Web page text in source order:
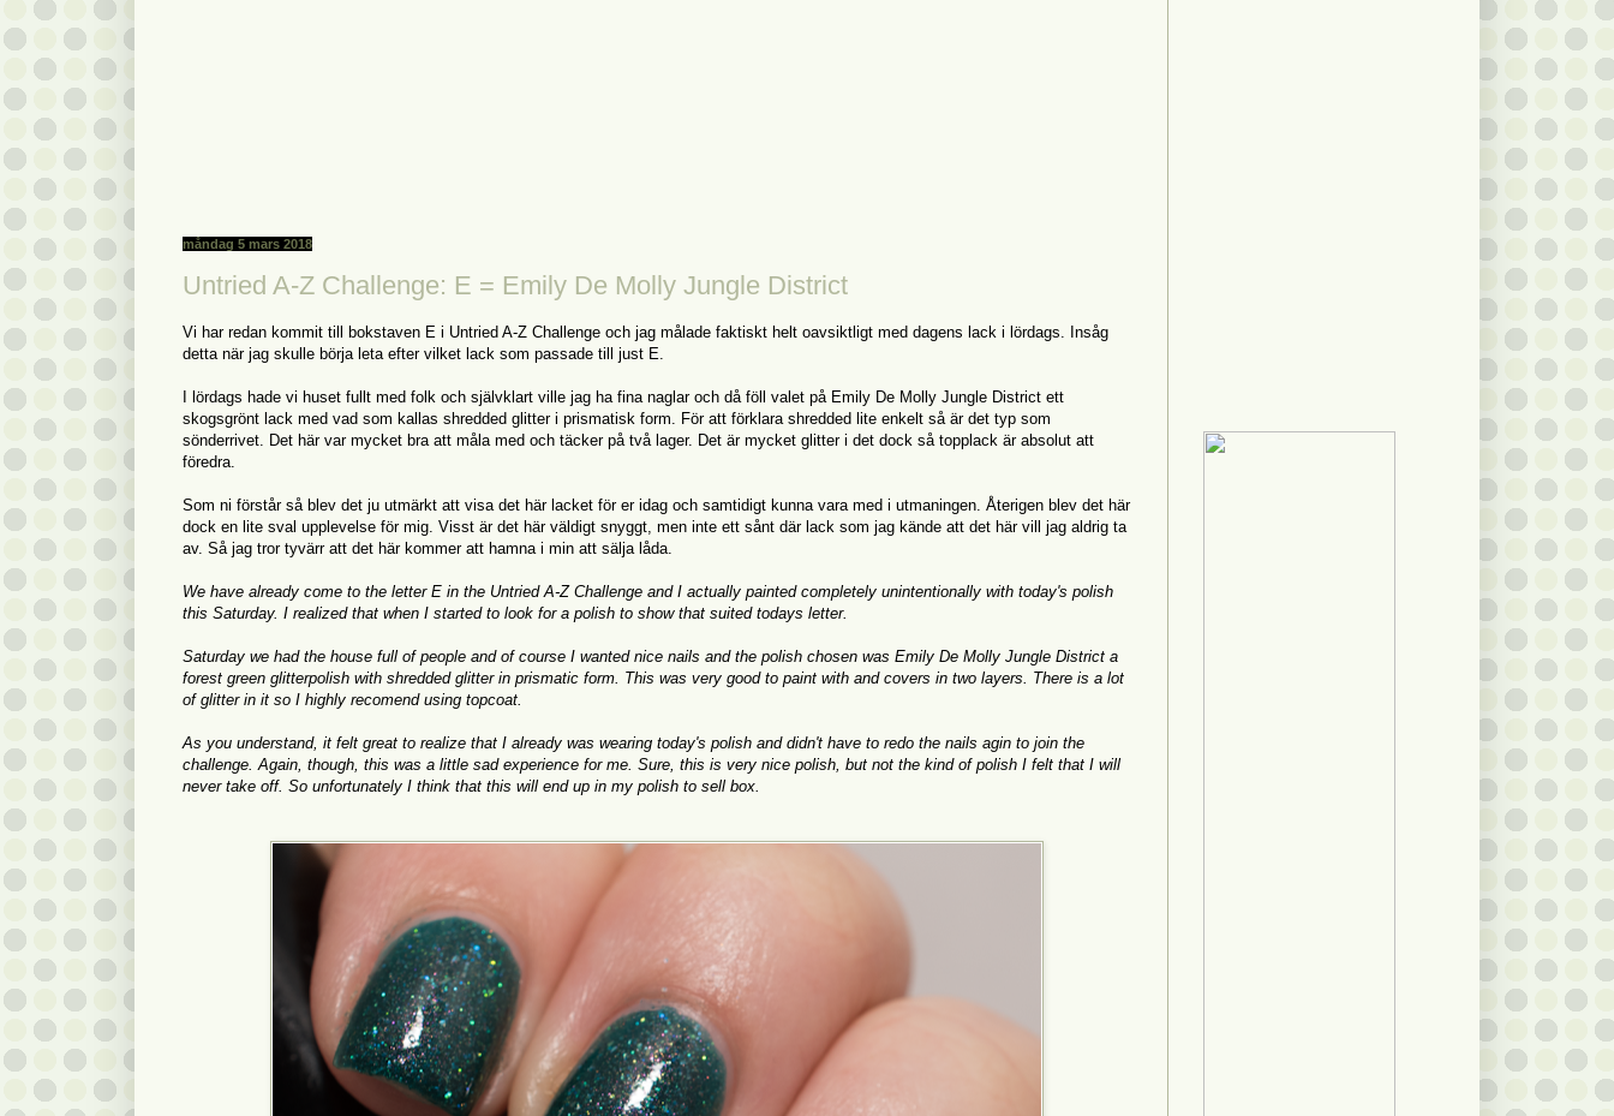
måndag 5 mars 2018
Untried A-Z Challenge: E = Emily De Molly Jungle District
Vi har redan kommit till bokstaven E i Untried A-Z Challenge och jag målade faktiskt helt oavsiktligt med dagens lack i lördags. Insåg
detta när jag skulle börja leta efter vilket lack som passade till just E.
I lördags hade vi huset fullt med folk och självklart ville jag ha fina naglar och då föll valet på Emily De Molly Jungle District ett
skogsgrönt lack med vad som kallas shredded glitter i prismatisk form. För att förklara shredded lite enkelt så är det typ som
sönderrivet. Det här var mycket bra att måla med och täcker på två lager. Det är mycket glitter i det dock så topplack är absolut att
föredra.
Som ni förstår så blev det ju utmärkt att visa det här lacket för er idag och samtidigt kunna vara med i utmaningen. Återigen blev det här
dock en lite sval upplevelse för mig. Visst är det här väldigt snyggt, men inte ett sånt där lack som jag kände att det här vill jag aldrig ta
av. Så jag tror tyvärr att det här kommer att hamna i min att sälja låda.
We have already come to the letter E in the Untried A-Z Challenge and I actually painted completely unintentionally with today's polish
this Saturday. I realized that when I started to look for a polish to show that suited todays letter.
Saturday we had the house full of people and of course I wanted nice nails and the polish chosen was Emily De Molly Jungle District a
forest green glitterpolish with shredded glitter in prismatic form. This was very good to paint with and covers in two layers. There is a lot
of glitter in it so I highly recomend using topcoat.
As you understand, it felt great to realize that I already was wearing today's polish and didn't have to redo the nails agin to join the
challenge. Again, though, this was a little sad experience for me. Sure, this is very nice polish, but not the kind of polish I felt that I will
never take off. So unfortunately I think that this will end up in my polish to sell box.